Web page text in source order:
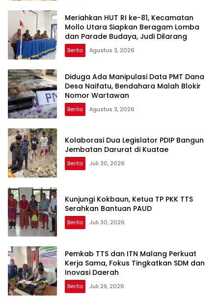
Meriahkan HUT RI ke-81, Kecamatan
Mollo Utara Siapkan Beragam Lomba
dan Parade Budaya, Judi Dilarang
Berita Agustus 3, 2026
Diduga Ada Manipulasi Data PMT Dana
Desa Naifatu, Bendahara Malah Blokir
Nomor Wartawan
Berita Agustus 3, 2026
Kolaborasi Dua Legislator PDIP Bangun
Jembatan Darurat di Kuatae
Berita Juli 30, 2026
Kunjungi Kokbaun, Ketua TP PKK TTS
Serahkan Bantuan PAUD
Berita Juli 30, 2026
Pemkab TTS dan ITN Malang Perkuat
Kerja Sama, Fokus Tingkatkan SDM dan
Inovasi Daerah
Berita Juli 29, 2026